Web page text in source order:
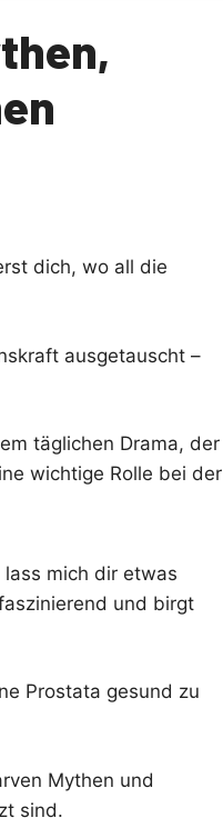
dich, wo all die
ausgetauscht –
täglichen Drama, der
wichtige Rolle bei der
mich dir etwas
und birgt
Prostata gesund zu
Mythen und
sind.